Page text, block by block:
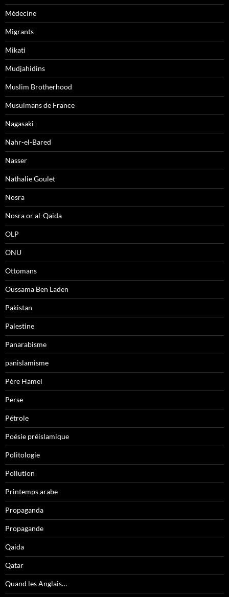
Médecine
Migrants
Mikati
Mudjahidins
Muslim Brotherhood
Musulmans de France
Nagasaki
Nahr-el-Bared
Nasser
Nathalie Goulet
Nosra
Nosra or al-Qaida
OLP
ONU
Ottomans
Oussama Ben Laden
Pakistan
Palestine
Panarabisme
panislamisme
Père Hamel
Perse
Pétrole
Poésie préislamique
Politologie
Pollution
Printemps arabe
Propaganda
Propagande
Qaida
Qatar
Quand les Anglais…